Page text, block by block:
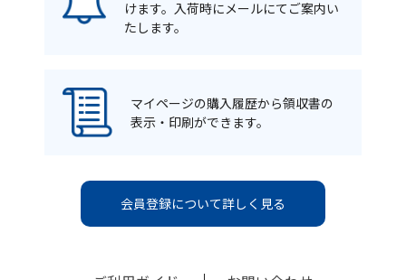
けます。入荷時にメールにてご案内い
たします。
マイページの購入履歴から領収書の
表示・印刷ができます。
会員登録について詳しく見る